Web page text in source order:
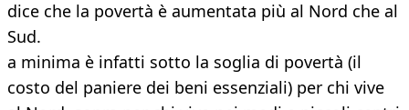
dice che la povertà è aumentata più al Nord che al
Sud.
a minima è infatti sotto la soglia di povertà (il
costo del paniere dei beni essenziali) per chi vive